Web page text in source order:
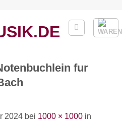
fur
2024 bei 1000 × 1000 in